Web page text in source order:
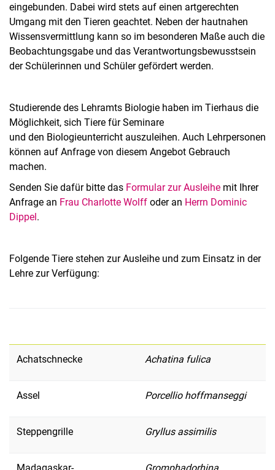
eingebunden. Dabei wird stets auf einen artgerechten
Umgang mit den Tieren geachtet. Neben der hautnahen
Wissensvermittlung kann so im besonderen Maße auch die
Beobachtungsgabe und das Verantwortungsbewusstsein
der Schülerinnen und Schüler gefördert werden.
Studierende des Lehramts Biologie haben im Tierhaus die
Möglichkeit, sich Tiere für Seminare
und den Biologieunterricht auszuleihen. Auch Lehrpersonen
können auf Anfrage von diesem Angebot Gebrauch
machen.
Senden Sie dafür bitte das Formular zur Ausleihe mit Ihrer
Anfrage an Frau Charlotte Wolff oder an Herrn Dominic
Dippel.
Folgende Tiere stehen zur Ausleihe und zum Einsatz in der
Lehre zur Verfügung:
Achatschnecke Achatina fulica
Assel Porcellio hoffmanseggi
Steppengrille Gryllus assimilis
Madagaskar-
Gromphadorhina